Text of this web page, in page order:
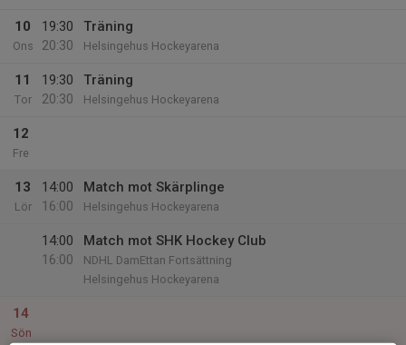
10
Ons
19:30
20:30
Träning
Helsingehus Hockeyarena
11
Tor
19:30
20:30
Träning
Helsingehus Hockeyarena
12
Fre
13
Lör
14:00
16:00
Match mot Skärplinge
Helsingehus Hockeyarena
14:00
16:00
Match mot SHK Hockey Club
NDHL DamEttan Fortsättning
Helsingehus Hockeyarena
14
Sön